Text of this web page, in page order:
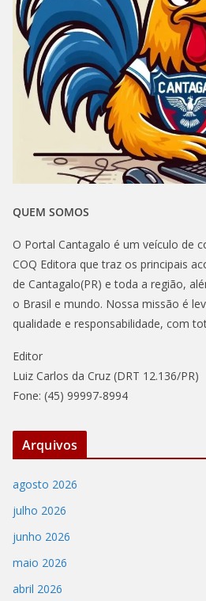
QUEM SOMOS
O Portal Cantagalo é um veículo de
COQ Editora que traz os principais
de Cantagalo(PR) e toda a região,
o Brasil e mundo. Nossa missão é
qualidade e responsabilidade, com
Editor
Luiz Carlos da Cruz (DRT 12.136/PR)
Fone: (45) 99997-8994
Arquivos
agosto 2026
julho 2026
junho 2026
maio 2026
abril 2026